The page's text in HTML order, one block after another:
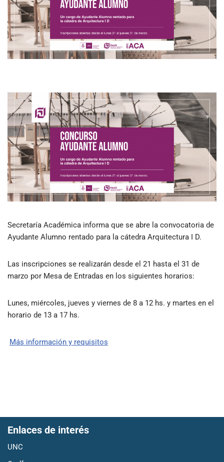
Secretaría Académica informa que se abre la convocatoria de
Ayudante Alumno rentado para la cátedra Arquitectura I D.
Las inscripciones se realizarán desde el 21 hasta el 31 de
marzo por Mesa de Entradas en los siguientes horarios:
Lunes, miércoles, jueves y viernes de 8 a 12 hs. y martes en el
horario de 13 a 17 hs.
Más información y requisitos
Enlaces de interés
UNC